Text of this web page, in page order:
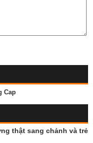
thật sang chảnh và trẻ